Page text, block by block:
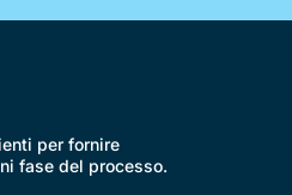
per fornire
fase del processo.